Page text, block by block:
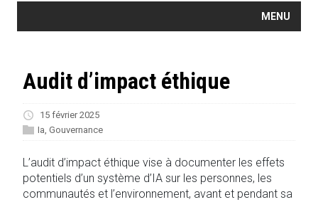
MENU
Audit d’impact éthique
15 février 2025
Ia Gouvernance
L’audit d’impact éthique vise à documenter les effets
potentiels d’un système d’IA sur les personnes, les
communautés et l’environnement, avant et pendant sa